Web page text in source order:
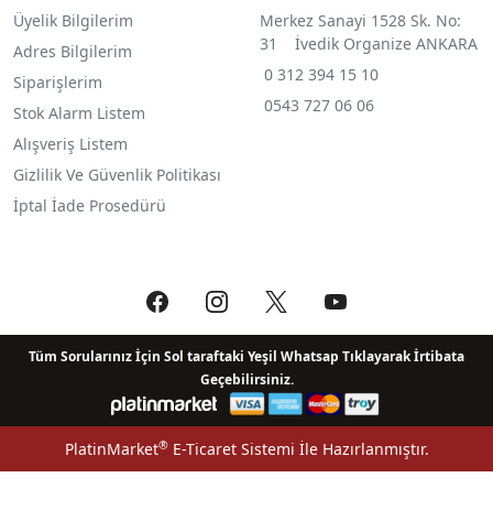
Üyelik Bilgilerim
Adres Bilgilerim
Siparişlerim
Stok Alarm Listem
Alışveriş Listem
Gizlilik Ve Güvenlik Politikası
İptal İade Prosedürü
Merkez Sanayi 1528 Sk. No:
31 İvedik Organize ANKARA
0 312 394 15 10
0543 727 06 06
Tüm Sorularınız İçin Sol taraftaki Yeşil Whatsap Tıklayarak İrtibata
Geçebilirsiniz.
PlatinMarket®E-Ticaret Sistemi İle Hazırlanmıştır.